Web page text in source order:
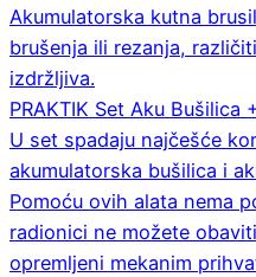
Akumulatorska kutna
brušenja ili rezanja,
izdržljiva.
PRAKTIK Set Aku Bušilica
U set spadaju najčešće
akumulatorska bušilica i
Pomoću ovih alata nema
radionici ne možete
opremljeni mekanim